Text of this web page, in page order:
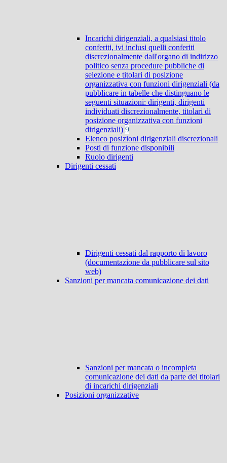
Incarichi dirigenziali, a qualsiasi titolo
conferiti, ivi inclusi quelli conferiti
discrezionalmente dall'organo di indirizzo
politico senza procedure pubbliche di
selezione e titolari di posizione
organizzativa con funzioni dirigenziali (da
pubblicare in tabelle che distinguano le
seguenti situazioni: dirigenti, dirigenti
individuati discrezionalmente, titolari di
posizione organizzativa con funzioni
dirigenziali) 9
Elenco posizioni dirigenziali discrezionali
Posti di funzione disponibili
Ruolo dirigenti
Dirigenti cessati
Dirigenti cessati dal rapporto di lavoro
(documentazione da pubblicare sul sito
web)
Sanzioni per mancata comunicazione dei dati
Sanzioni per mancata o incompleta
comunicazione dei dati da parte dei titolari
di incarichi dirigenziali
Posizioni organizzative